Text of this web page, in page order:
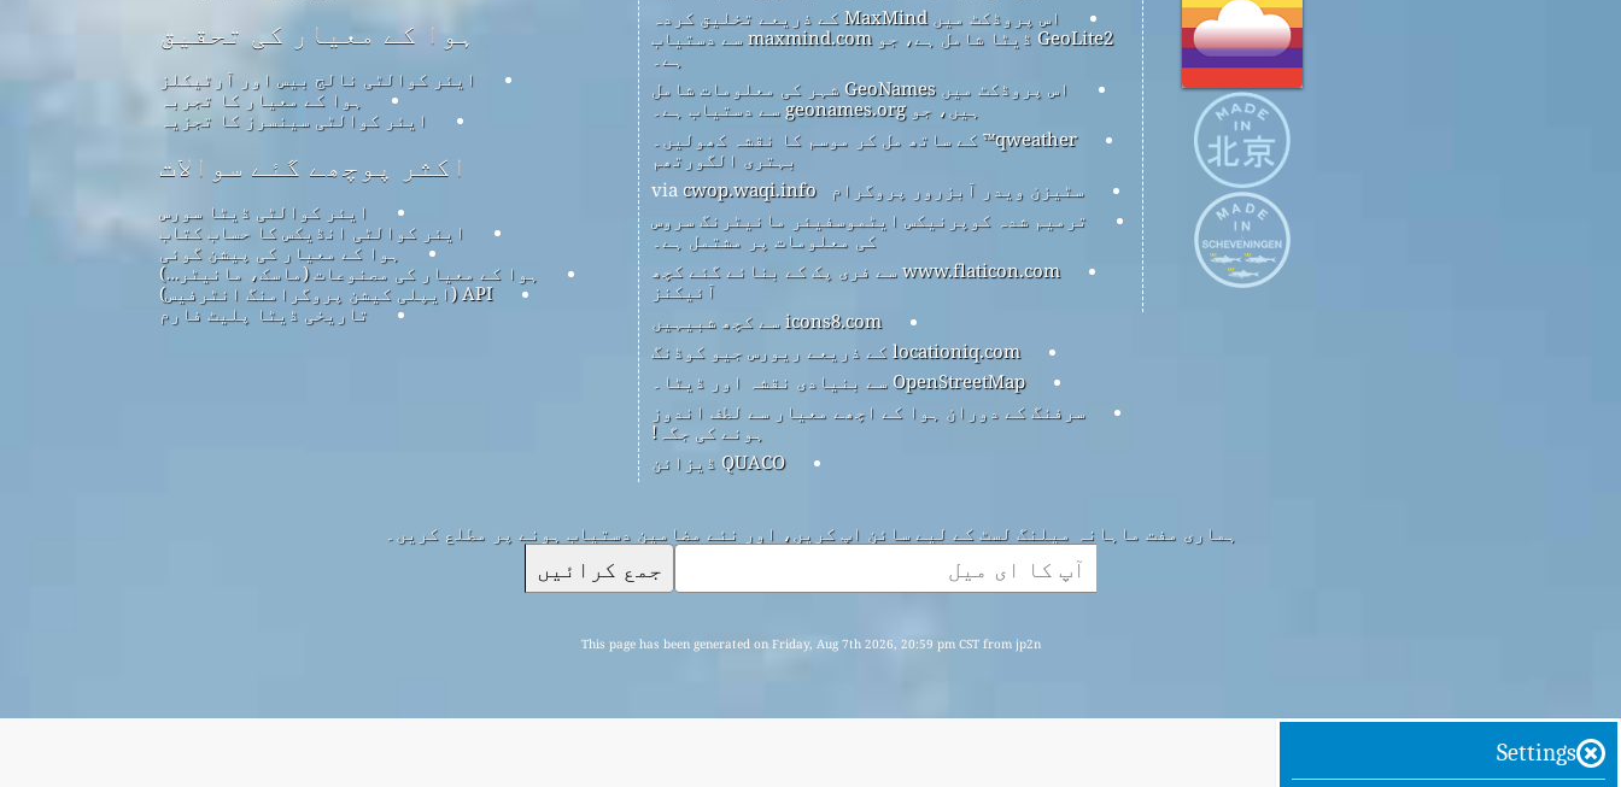
ہوا کے معیار کی تحقیق
ایئر کوالٹی نالج بیس اور آرٹیکلز
ہوا کے معیار کا تجربہ
ایئر کوالٹی سینسرز کا تجزیہ
اکثر پوچھے گئے سوالات
ایئر کوالٹی ڈیٹا سورس
ایئر کوالٹی انڈیکس کا حساب کتاب
ہوا کے معیار کی پیشن گوئی
ہوا کے معیار کی مصنوعات (ماسک، مانیٹر…)
API (ایپلی کیشن پروگرامنگ انٹرفیس)
تاریخی ڈیٹا پلیٹ فارم
اس پروڈکٹ میں MaxMind کے ذریعے تخلیق کردہ
GeoLite2 ڈیٹا شامل ہے، جو maxmind.com سے دستیاب
ہے۔
اس پروڈکٹ میں GeoNames شہر کی معلومات شامل
ہیں، جو geonames.org سے دستیاب ہے۔
qweather™ کے ساتھ مل کر موسم کا نقشہ کھولیں۔
بہتری الگورتھم
سٹیزن ویدر آبزرور پروگرام
cwop.waqi.info
ترمیم شدہ کوپرنیکس ایٹموسفیئر مانیٹرنگ سروس
کی معلومات پر مشتمل ہے۔
www.flaticon.com سے فری پک کے بنائے گئے کچھ
آئیکنز
icons8.com سے کچھ شبیہیں
locationiq.com کے ذریعے ریورس جیو کوڈنگ
OpenStreetMap سے بنیادی نقشہ اور ڈیٹا۔
سرفنگ کے دوران ہوا کے اچھے معیار سے لطف اندوز
ہونے کی جگہ!
QUACO ڈیزائن
ہماری مفت ماہانہ میلنگ لسٹ کے لیے سائن اپ کریں، اور نئے مضامین دستیاب ہونے پر مطلع کریں۔
جمع کرائیں
This page has been generated on Friday, Aug 7th 2026, 20:59 pm CST from jp2n
Settings